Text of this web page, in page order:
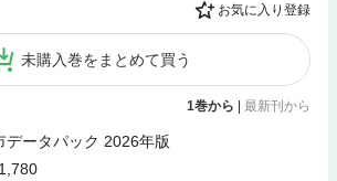
お気に入り登録
未購入巻をまとめて買う
1巻から | 最新刊から
データパック 2026年版